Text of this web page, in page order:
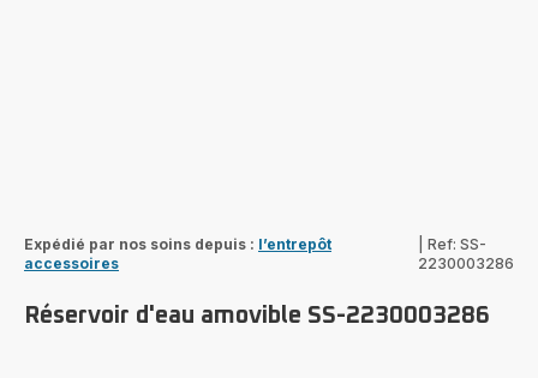
Expédié par nos soins depuis : l’entrepôt
accessoires
Ref: SS-
2230003286
Réservoir d'eau amovible SS-2230003286